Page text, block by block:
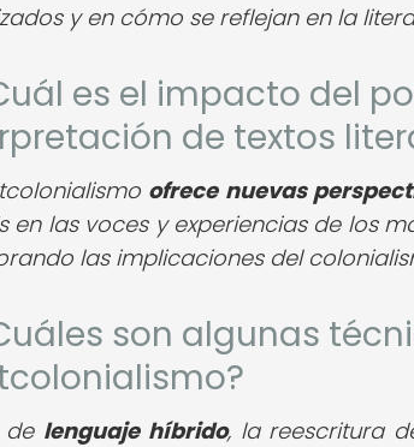
y en cómo se reflejan en la
es el impacto del
de textos
ofrece nuevas
en las voces y experiencias de los
las implicaciones del
son algunas
de lenguaje híbrido, la reescritura